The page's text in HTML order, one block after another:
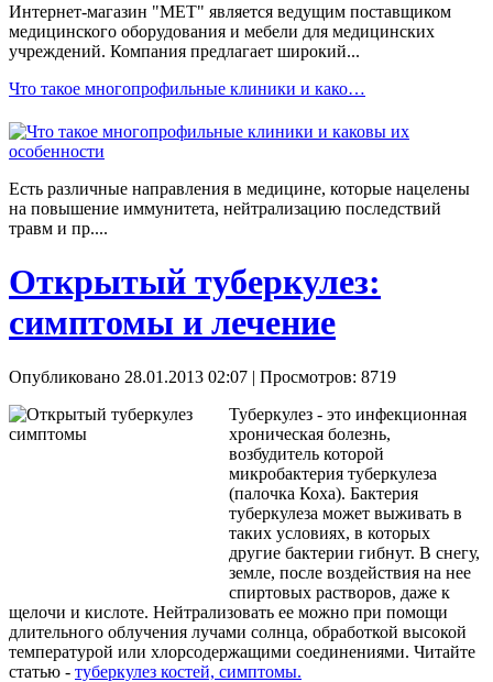
Интернет-магазин "МЕТ" является ведущим поставщиком
медицинского оборудования и мебели для медицинских
учреждений. Компания предлагает широкий...
Что такое многопрофильные клиники и како…
Есть различные направления в медицине, которые нацелены
на повышение иммунитета, нейтрализацию последствий
травм и пр....
Открытый туберкулез:
симптомы и лечение
Опубликовано 28.01.2013 02:07 | Просмотров: 8719
Туберкулез - это инфекционная
хроническая болезнь,
возбудитель которой
микробактерия туберкулеза
(палочка Коха). Бактерия
туберкулеза может выживать в
таких условиях, в которых
другие бактерии гибнут. В снегу,
земле, после воздействия на нее
спиртовых растворов, даже к
щелочи и кислоте. Нейтрализовать ее можно при помощи
длительного облучения лучами солнца, обработкой высокой
температурой или хлорсодержащими соединениями. Читайте
статью - туберкулез костей, симптомы.